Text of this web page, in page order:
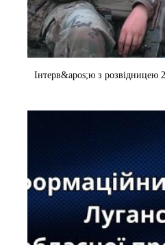
Інтерв&apos;ю з